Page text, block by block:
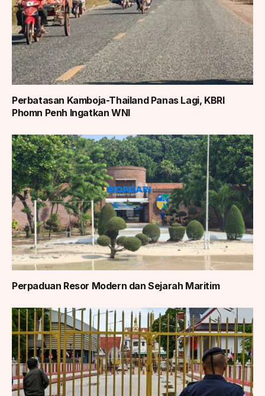
Perbatasan Kamboja-Thailand Panas Lagi, KBRI
Phomn Penh Ingatkan WNI
Perpaduan Resor Modern dan Sejarah Maritim